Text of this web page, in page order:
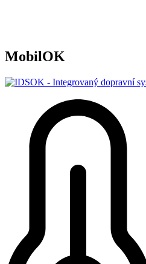
MobilOK